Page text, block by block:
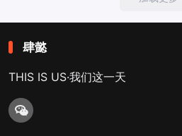
肆懿
THIS IS US·我们这一天